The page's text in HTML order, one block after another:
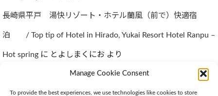
Manage Cookie Consent
To provide the best experiences, we use technologies like cookies to store
長崎県平戸 湯快リゾート・ホテル蘭風（前で）快適宿
泊 / Top tip of Hotel in Hirado, Yukai Resort Hotel Ranpu –
Hot spring に とよしまくにお より